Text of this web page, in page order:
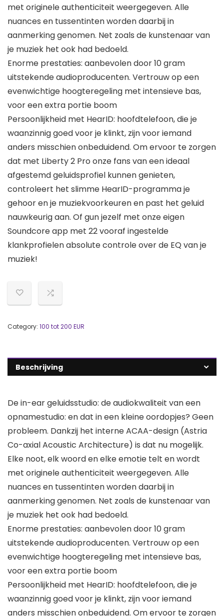
met originele authenticiteit weergegeven. Alle
nuances en tussentinten worden daarbij in
aanmerking genomen. Net zoals de kunstenaar van
je muziek het ook had bedoeld.
Enorme prestaties: aanbevolen door 10 gram
uitstekende audioproducenten. Vertrouw op een
evenwichtige hoogteregeling met intensieve bas,
voor een extra portie boom
Persoonlijkheid met HearID: hoofdtelefoon, die je
waanzinnig goed voor je klinkt, zijn voor iemand
anders misschien onbeduidend. Om ervoor te zorgen
dat met Liberty 2 Pro onze fans van een ideaal
afgestemd geluidsprofiel kunnen genieten,
controleert het slimme HearID-programma je
gehoor en je muziekvoorkeuren en past het geluid
nauwkeurig aan. Of gun jezelf met onze eigen
Soundcore app met 22 vooraf ingestelde
klankprofielen absolute controle over de EQ van je
muziek!
Category: 100 tot 200 EUR
Beschrijving
De in-ear geluidsstudio: de audiokwaliteit van een
opnamestudio: en dat in een kleine oordopjes? Geen
probleem. Dankzij het interne ACAA-design (Astria
Co-axial Acoustic Architecture) is dat nu mogelijk.
Elke noot, elk woord en elke emotie telt en wordt
met originele authenticiteit weergegeven. Alle
nuances en tussentinten worden daarbij in
aanmerking genomen. Net zoals de kunstenaar van
je muziek het ook had bedoeld.
Enorme prestaties: aanbevolen door 10 gram
uitstekende audioproducenten. Vertrouw op een
evenwichtige hoogteregeling met intensieve bas,
voor een extra portie boom
Persoonlijkheid met HearID: hoofdtelefoon, die je
waanzinnig goed voor je klinkt, zijn voor iemand
anders misschien onbeduidend. Om ervoor te zorgen